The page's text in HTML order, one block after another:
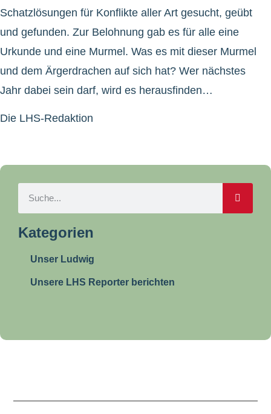
Schatzlösungen für Konflikte aller Art gesucht, geübt
und gefunden. Zur Belohnung gab es für alle eine
Urkunde und eine Murmel. Was es mit dieser Murmel
und dem Ärgerdrachen auf sich hat? Wer nächstes
Jahr dabei sein darf, wird es herausfinden…
Die LHS-Redaktion
Kategorien
Unser Ludwig
Unsere LHS Reporter berichten